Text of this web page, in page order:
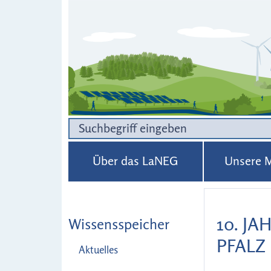
Über das LaNEG Unsere
Wissensspeicher
Aktuelles
10.
PFALZ